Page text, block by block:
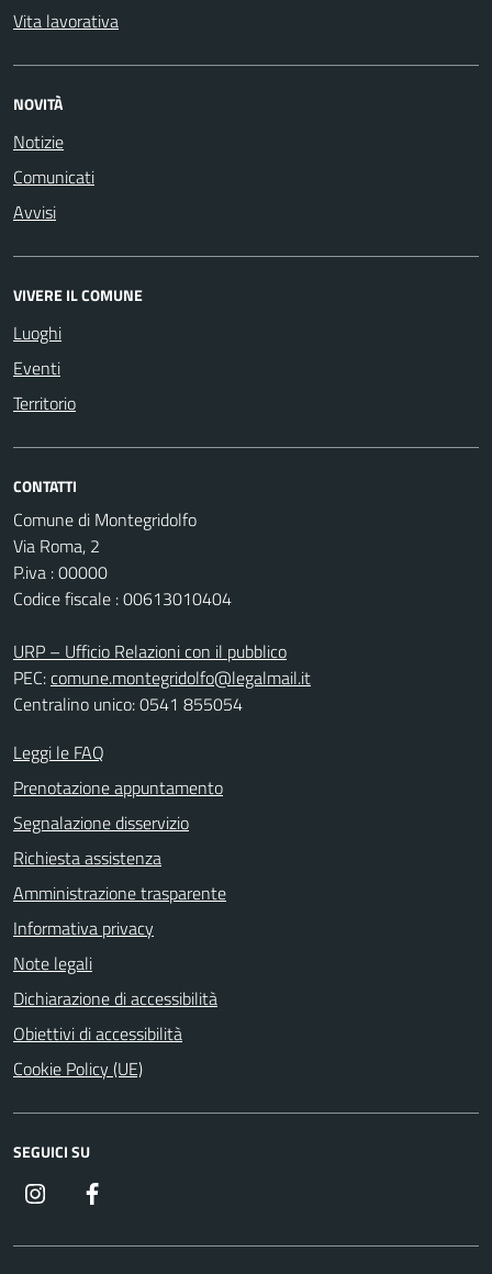
Vita lavorativa
NOVITÀ
Notizie
Comunicati
Avvisi
VIVERE IL COMUNE
Luoghi
Eventi
Territorio
CONTATTI
Comune di Montegridolfo
Via Roma, 2
P.iva : 00000
Codice fiscale : 00613010404
URP – Ufficio Relazioni con il pubblico
PEC:comune.montegridolfo@legalmail.it
Centralino unico: 0541 855054
Leggi le FAQ
Prenotazione appuntamento
Segnalazione disservizio
Richiesta assistenza
Amministrazione trasparente
Informativa privacy
Note legali
Dichiarazione di accessibilità
Obiettivi di accessibilità
Cookie Policy (UE)
SEGUICI SU
Instagram